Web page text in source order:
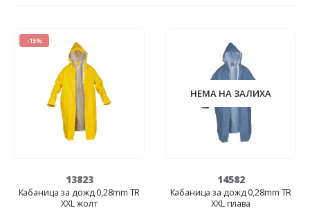
за дожд 0,28mm ТR
НЕМА НА ЗАЛИХА
Кабаница за дожд 0,28mm ТR